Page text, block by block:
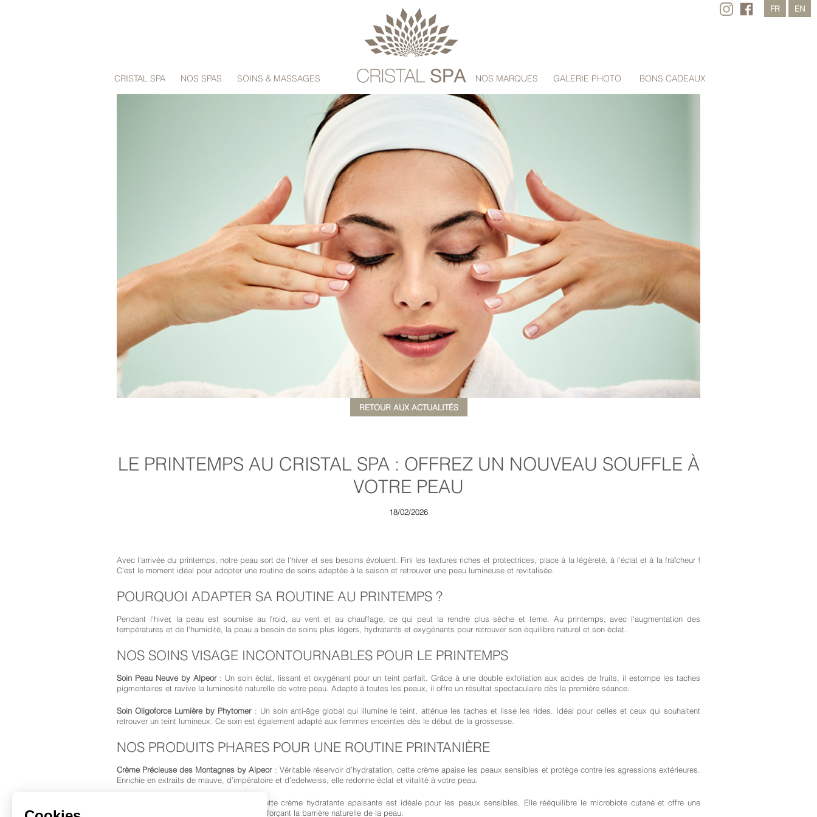
FR EN
CRISTAL SPA NOS SPAS SOINS & MASSAGES NOS MARQUES GALERIE PHOTO BONS CADEAUX
RETOUR AUX ACTUALITÉS
LE PRINTEMPS AU CRISTAL SPA : OFFREZ UN NOUVEAU SOUFFLE À
VOTRE PEAU
18/02/2026
Avec l'arrivée du printemps, notre peau sort de l'hiver et ses besoins évoluent. Fini les textures riches et protectrices, place à la légèreté, à l'éclat et à la fraîcheur !
C'est le moment idéal pour adopter une routine de soins adaptée à la saison et retrouver une peau lumineuse et revitalisée.
POURQUOI ADAPTER SA ROUTINE AU PRINTEMPS ?
Pendant l'hiver, la peau est soumise au froid, au vent et au chauffage, ce qui peut la rendre plus sèche et terne. Au printemps, avec l'augmentation des
températures et de l'humidité, la peau a besoin de soins plus légers, hydratants et oxygénants pour retrouver son équilibre naturel et son éclat.
NOS SOINS VISAGE INCONTOURNABLES POUR LE PRINTEMPS
Soin Peau Neuve by Alpeor : Un soin éclat, lissant et oxygénant pour un teint parfait. Grâce à une double exfoliation aux acides de fruits, il estompe les taches
pigmentaires et ravive la luminosité naturelle de votre peau. Adapté à toutes les peaux, il offre un résultat spectaculaire dès la première séance.
Soin Oligoforce Lumière by Phytomer: Un soin anti-âge global qui illumine le teint, atténue les taches et lisse les rides. Idéal pour celles et ceux qui souhaitent
retrouver un teint lumineux. Ce soin est également adapté aux femmes enceintes dès le début de la grossesse.
NOS PRODUITS PHARES POUR UNE ROUTINE PRINTANIÈRE
Crème Précieuse des Montagnes byAlpeor : Véritable réservoir d’hydratation, cette crème apaise les peaux sensibles et protège contre les agressions extérieures.
Enrichie en extraits de mauve, d’impératoire et d’edelweiss, elle redonne éclat et vitalité à votre peau.
: Cette crème hydratante apaisante est idéale pour les peaux sensibles. Elle rééquilibre le microbiote cutané et offre une
sensation de confort immédiat, tout en renforçant la barrière naturelle de la peau.